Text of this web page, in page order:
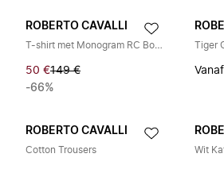
ROBERTO CAVALLI
T-shirt met Monogram RC Borduursel
50 €149 €
-66%
Tiger
Vanaf
ROBERTO CAVALLI
Cotton Trousers